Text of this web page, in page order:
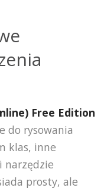
Free Edition
do rysowania
klas, inne
narzędzie
prosty, ale